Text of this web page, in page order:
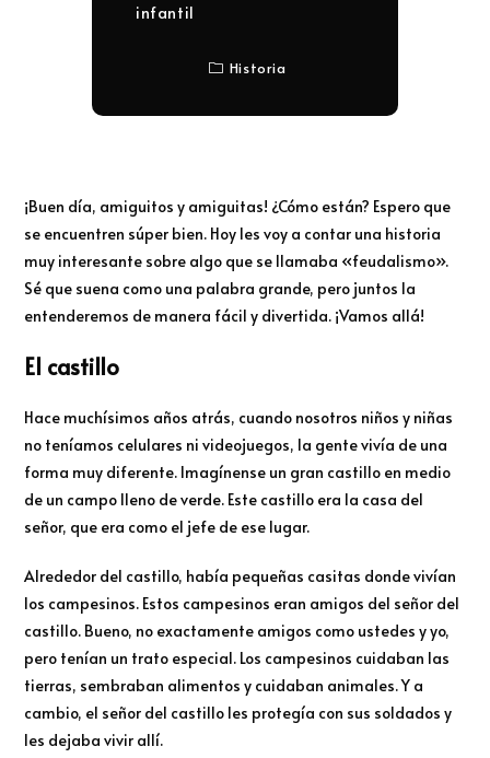
infantil
Historia
¡Buen día, amiguitos y amiguitas! ¿Cómo están? Espero que
se encuentren súper bien. Hoy les voy a contar una historia
muy interesante sobre algo que se llamaba «feudalismo».
Sé que suena como una palabra grande, pero juntos la
entenderemos de manera fácil y divertida. ¡Vamos allá!
El castillo
Hace muchísimos años atrás, cuando nosotros niños y niñas
no teníamos celulares ni videojuegos, la gente vivía de una
forma muy diferente. Imagínense un gran castillo en medio
de un campo lleno de verde. Este castillo era la casa del
señor, que era como el jefe de ese lugar.
Alrededor del castillo, había pequeñas casitas donde vivían
los campesinos. Estos campesinos eran amigos del señor del
castillo. Bueno, no exactamente amigos como ustedes y yo,
pero tenían un trato especial. Los campesinos cuidaban las
tierras, sembraban alimentos y cuidaban animales. Y a
cambio, el señor del castillo les protegía con sus soldados y
les dejaba vivir allí.